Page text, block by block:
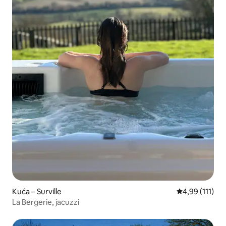
Kuća – Surville Prosječna
4,99 (111)
La Bergerie, jacuzzi